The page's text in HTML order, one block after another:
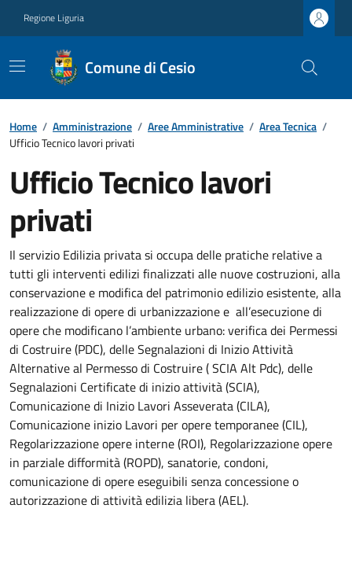
Regione Liguria
Comune di Cesio
Home / Amministrazione / Aree Amministrative / Area Tecnica /
Ufficio Tecnico lavori privati
Ufficio Tecnico lavori
privati
Il servizio Edilizia privata si occupa delle pratiche relative a
tutti gli interventi edilizi finalizzati alle nuove costruzioni, alla
conservazione e modifica del patrimonio edilizio esistente, alla
realizzazione di opere di urbanizzazione e all’esecuzione di
opere che modificano l’ambiente urbano: verifica dei Permessi
di Costruire (PDC), delle Segnalazioni di Inizio Attività
Alternative al Permesso di Costruire ( SCIA Alt Pdc), delle
Segnalazioni Certificate di inizio attività (SCIA),
Comunicazione di Inizio Lavori Asseverata (CILA),
Comunicazione inizio Lavori per opere temporanee (CIL),
Regolarizzazione opere interne (ROI), Regolarizzazione opere
in parziale difformità (ROPD), sanatorie, condoni,
comunicazione di opere eseguibili senza concessione o
autorizzazione di attività edilizia libera (AEL).